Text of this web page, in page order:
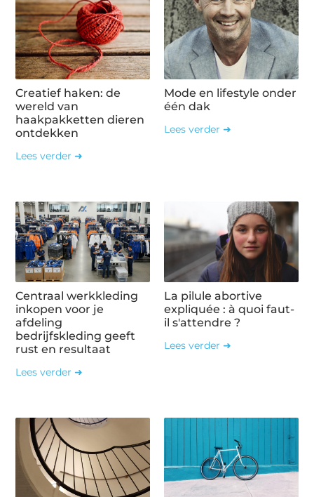
Creatief haken: de
wereld van
haakpakketten dieren
ontdekken
Lees verder ➜
Mode en lifestyle onder
één dak
Lees verder ➜
Centraal werkkleding
inkopen voor je
afdeling
bedrijfskleding geeft
rust en resultaat
Lees verder ➜
La pilule abortive
expliquée : à quoi faut-
il s'attendre ?
Lees verder ➜